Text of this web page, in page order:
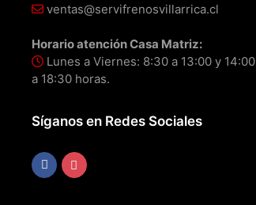
ventas@servifrenosvillarrica.cl
Horario atención Casa Matriz:
Lunes a Viernes: 8:30 a 13:00 y 14:00
a 18:30 horas.
Síganos en Redes Sociales